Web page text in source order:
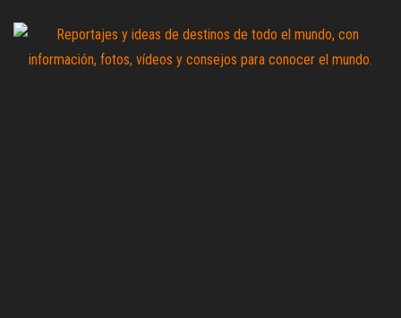
contenido